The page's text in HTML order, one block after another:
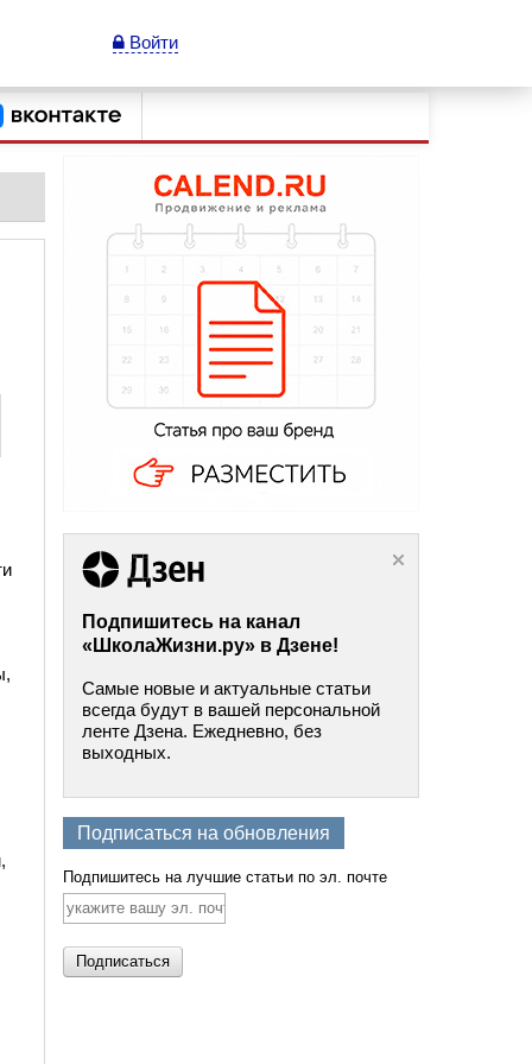
Войти
Подпишитесь на канал
«ШколаЖизни.ру» в Дзене!
Самые новые и актуальные статьи
всегда будут в вашей персональной
ленте Дзена. Ежедневно, без
выходных.
Подписаться на обновления
Подпишитесь на лучшие статьи по эл. почте